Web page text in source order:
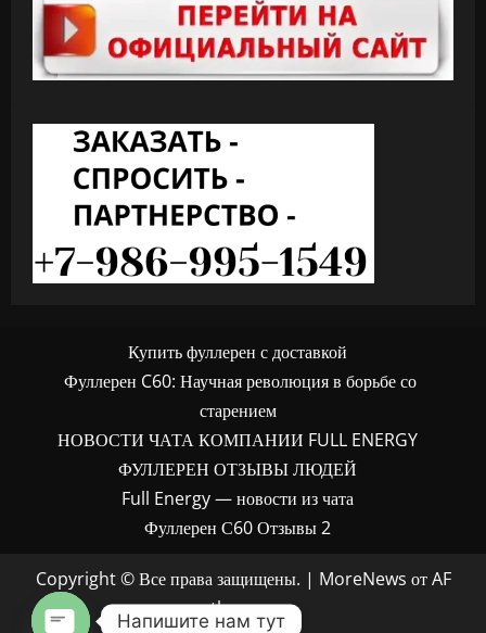
Купить фуллерен с доставкой
Фуллерен C60: Научная революция в борьбе со
старением
НОВОСТИ ЧАТА КОМПАНИИ FULL ENERGY
ФУЛЛЕРЕН ОТЗЫВЫ ЛЮДЕЙ
Full Energy — новости из чата
Фуллерен С60 Отзывы 2
Copyright © Все права защищены. | MoreNews от AF
themes.
Напишите нам тут